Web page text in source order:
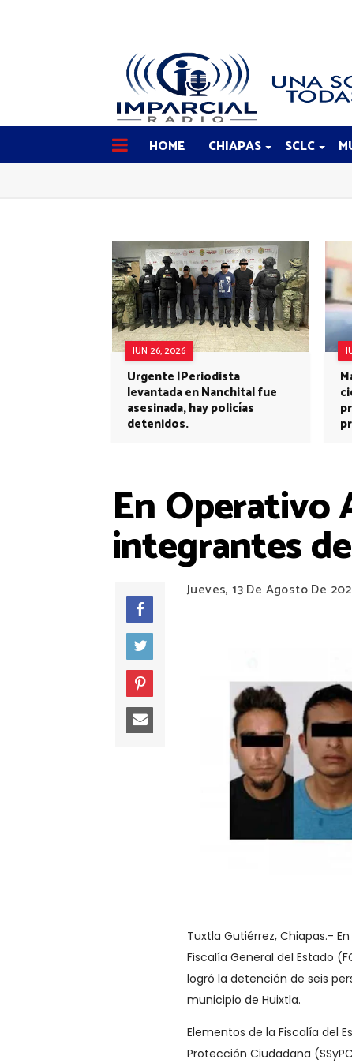
HOME CHIAPAS SCLC
JUN 26, 2026
Urgente |Periodista
levantada en Nanchital fue
asesinada, hay policías
detenidos.
En Operativo
integrantes
Jueves, 13 De Agosto De
Tuxtla Gutiérrez, Chiapas.-
Fiscalía General del Estado
logró la detención de seis
municipio de Huixtla.
Elementos de la Fiscalía del
Protección Ciudadana